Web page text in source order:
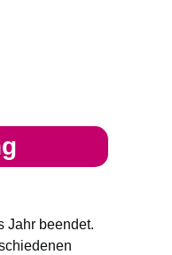
Jahr beendet.